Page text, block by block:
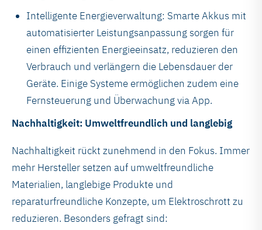
Intelligente Energieverwaltung: Smarte Akkus mit
automatisierter Leistungsanpassung sorgen für
einen effizienten Energieeinsatz, reduzieren den
Verbrauch und verlängern die Lebensdauer der
Geräte. Einige Systeme ermöglichen zudem eine
Fernsteuerung und Überwachung via App.
Nachhaltigkeit: Umweltfreundlich und langlebig
Nachhaltigkeit rückt zunehmend in den Fokus. Immer
mehr Hersteller setzen auf umweltfreundliche
Materialien, langlebige Produkte und
reparaturfreundliche Konzepte, um Elektroschrott zu
reduzieren. Besonders gefragt sind: